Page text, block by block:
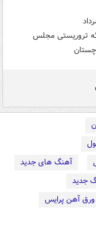
تروریستی مجلس
آهنگ های جدید
جدید
آهن پرایس